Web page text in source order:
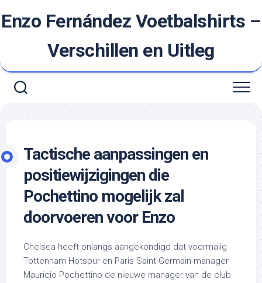
naar
Enzo Fernández Voetbalshirts –
Verschillen en Uitleg
Tactische aanpassingen en
positiewijzigingen die
Pochettino mogelijk zal
doorvoeren voor Enzo
Chelsea heeft onlangs aangekondigd dat voormalig
Tottenham Hotspur en Paris Saint-Germain-manager
Mauricio Pochettino de nieuwe manager van de club